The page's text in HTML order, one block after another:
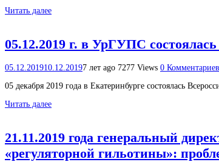
Читать далее
05.12.2019 г. в УрГУПС
05.12.201910.12.20197 лет ago 7277 Views 0 Комментариев
05 декабря 2019 года в Екатеринбурге состоялась
Читать далее
21.11.2019 года генеральный
«регуляторной гильотины»: